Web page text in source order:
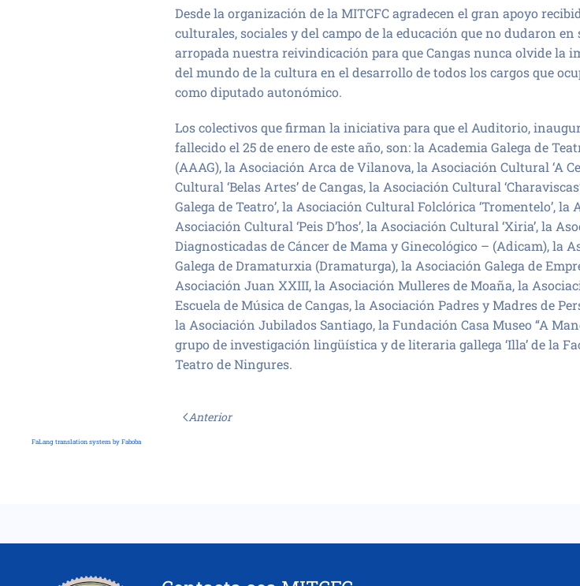
Desde la organización de la MITCFC agradecen el gran apoyo
culturales, sociales y del campo de la educación que no dudaron
arropada nuestra reivindicación para que Cangas nunca olvide la
del mundo de la cultura en el desarrollo de todos los cargos que
como diputado autonómico.
Los colectivos que firman la iniciativa para que el Auditorio,
fallecido el 25 de enero de este año, son: la Academia Galega de
(AAAG), la Asociación Arca de Vilanova, la Asociación Cultural ‘A
Cultural ‘Belas Artes’ de Cangas, la Asociación Cultural
Galega de Teatro’, la Asociación Cultural Folclórica ‘Tromentelo’, la
Asociación Cultural ‘Peis D’hos’, la Asociación Cultural ‘Xiria’, la
Diagnosticadas de Cáncer de Mama y Ginecológico – (Adicam), la
Galega de Dramaturxia (Dramaturga), la Asociación Galega de
Asociación Juan XXIII, la Asociación Mulleres de Moaña, la
Escuela de Música de Cangas, la Asociación Padres y Madres de
la Asociación Jubilados Santiago, la Fundación Casa Museo “A
grupo de investigación lingüística y de literaria gallega ‘Illa’ de la
Teatro de Ningures.
Anterior
FaLang translation system by Faboba